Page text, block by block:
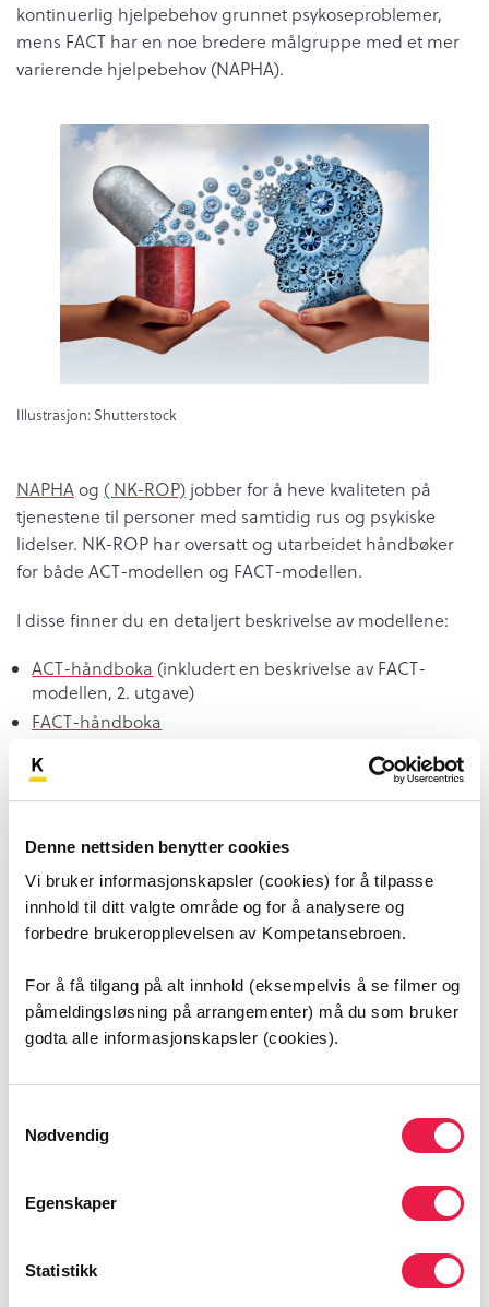
Denne nettsiden benytter cookies
Vi bruker informasjonskapsler (cookies) for å tilpasse
innhold til ditt valgte område og for å analysere og
forbedre brukeropplevelsen av Kompetansebroen.
For å få tilgang på alt innhold (eksempelvis å se filmer og
påmeldingsløsning på arrangementer) må du som bruker
godta alle informasjonskapsler (cookies).
Nødvendig
Egenskaper
Statistikk
kontinuerlig hjelpebehov grunnet psykoseproblemer,
mens FACT har en noe bredere målgruppe med et mer
varierende hjelpebehov (NAPHA).
Illustrasjon: Shutterstock
NAPHAog ( NK-ROP) jobber for å heve kvaliteten på
tjenestene til personer med samtidig rus og psykiske
lidelser. NK-ROP har oversatt og utarbeidet håndbøker
for både ACT-modellen og FACT-modellen.
I disse finner du en detaljert beskrivelse av modellene:
ACT-håndboka (inkludert en beskrivelse av FACT-
modellen, 2. utgave)
FACT-håndboka
Hva er FACT/ACT-team og hvordan
I ACT- og FACT-team flyttes behandlingen ut av kontor
og institusjon til der brukeren bor eller oppholder seg.
Det er tverrfaglige team som retter seg mot personer
Forskning på ACT og FACT har vist at denne måten å
organisere tjenestene på er ønsket av målgruppen
(NAPHA).
ACT/FACT arbeider etter en biopsykososial tenkning hvor
noen av oppgavene er å følge med på sykdoms- og
symptomutvikling, yte veiledning og praktisk hjelp i
brukerens bedringsprosesser. Et integrert team er
Nyttig håndbok om hvordan ACT- og FACT-team kan